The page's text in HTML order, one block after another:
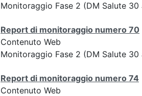
Monitoraggio Fase 2 (DM Salute
Report di monitoraggio numero 70
Contenuto Web
Monitoraggio Fase 2 (DM Salute
Report di monitoraggio numero 74
Contenuto Web